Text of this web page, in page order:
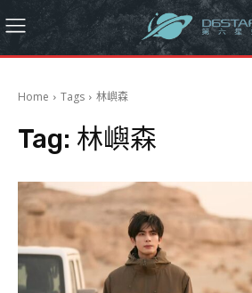
Home Tags 林嶼森
Tag: 林嶼森